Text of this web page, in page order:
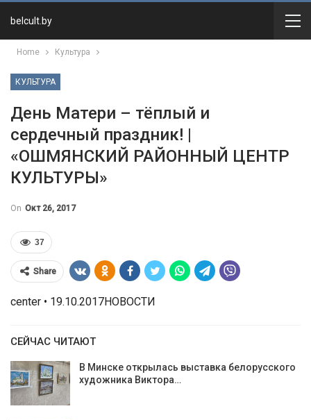
belcult.by
Home Культура
КУЛЬТУРА
День Матери – тёплый и
сердечный праздник! |
«ОШМЯНСКИЙ РАЙОННЫЙ ЦЕНТР
КУЛЬТУРЫ»
On Окт 26, 2017
37
Share
center • 19.10.2017НОВОСТИ
СЕЙЧАС ЧИТАЮТ
В Минске открылась выставка белорусского
художника Виктора…